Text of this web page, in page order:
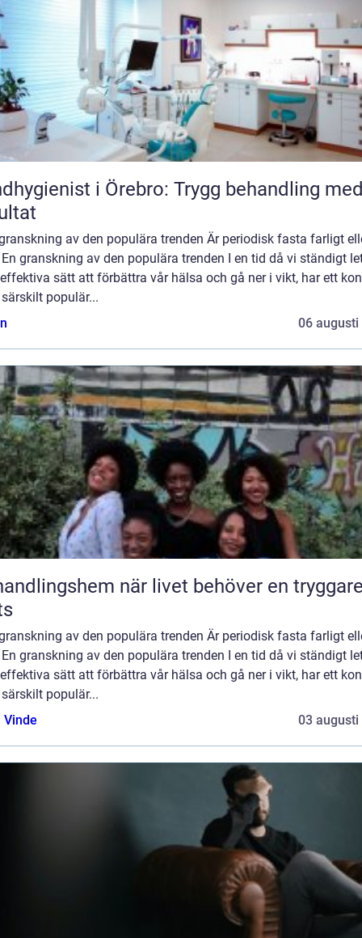
i Örebro: Trygg behandling
av den populära trenden Är periodisk fasta farligt
granskning av den populära trenden I en tid då vi ständigt
sätt att förbättra vår hälsa och gå ner i vikt, har ett
populär...
06 augusti
när livet behöver en tryggare
av den populära trenden Är periodisk fasta farligt
granskning av den populära trenden I en tid då vi ständigt
sätt att förbättra vår hälsa och gå ner i vikt, har ett
populär...
Vinde
03 augusti